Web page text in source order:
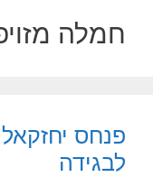
חמלה
פנחס
לבגידה